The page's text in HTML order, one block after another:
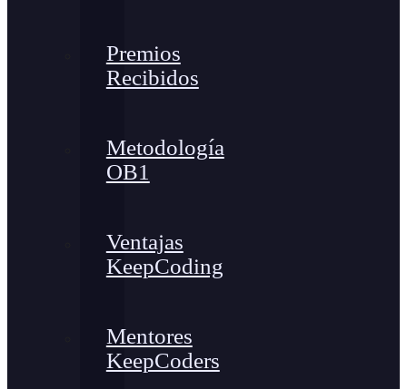
Premios
Recibidos
Metodología
OB1
Ventajas
KeepCoding
Mentores
KeepCoders